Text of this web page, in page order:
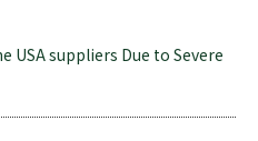
USA suppliers Due to Severe